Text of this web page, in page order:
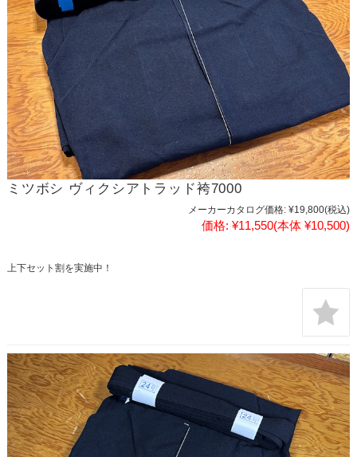
ミツボシ ヴィクシアトラッド袴7000
メーカーカタログ価格: ¥19,800(税込)
価格: ¥11,550(本体 ¥10,500)
上下セット割を実施中！